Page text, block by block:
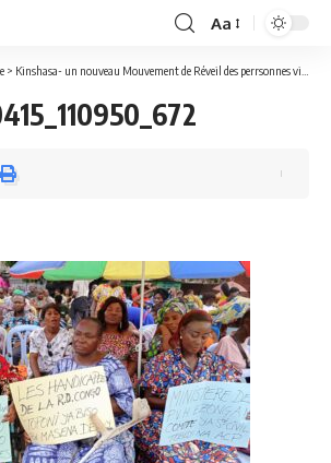
Font
Resizer
Aa
> Kinshasa- un nouveau Mouvement de Réveil des perrsonnes vivant avec handicap voit le jour et désavoue la Ministre Irène Esambo